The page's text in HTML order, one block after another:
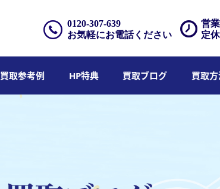
営
定
0120-307-639
お気軽にお電話ください
買取参考例 HP特典 買取ブログ 買取